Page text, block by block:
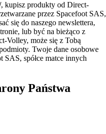
, kupisz produkty od Direct-
przez Spacefoot SAS,
się do naszego newslettera,
lub być na bieżąco z
Volley, może się z Tobą
Twoje dane osobowe
SAS, spółce matce innych
Państwa